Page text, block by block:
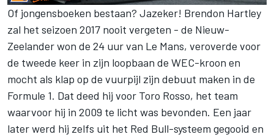
Of jongensboeken bestaan? Jazeker! Brendon Hartley
zal het seizoen 2017 nooit vergeten - de Nieuw-
Zeelander won de 24 uur van Le Mans, veroverde voor
de tweede keer in zijn loopbaan de WEC-kroon en
mocht als klap op de vuurpijl zijn debuut maken in de
Formule 1. Dat deed hij voor Toro Rosso, het team
waarvoor hij in 2009 te licht was bevonden. Een jaar
later werd hij zelfs uit het Red Bull-systeem gegooid en